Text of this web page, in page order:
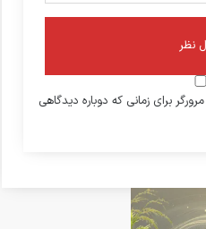
برای زمانی که دوباره دیدگاهی